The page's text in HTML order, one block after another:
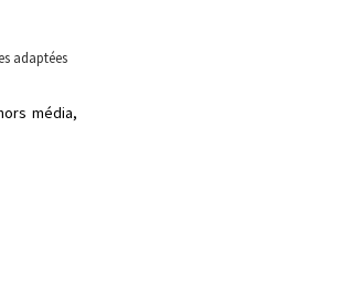
adaptées
média,